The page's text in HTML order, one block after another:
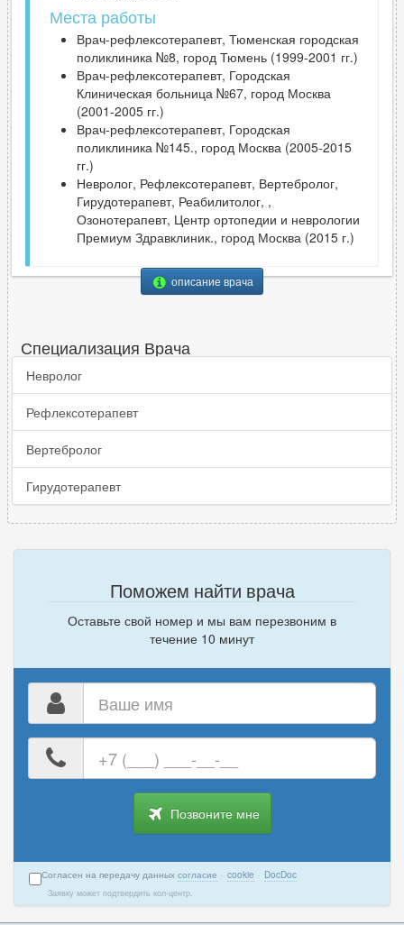
Места работы
Врач-рефлексотерапевт, Тюменская городская
поликлиника №8, город Тюмень (1999-2001 гг.)
Врач-рефлексотерапевт, Городская
Клиническая больница №67, город Москва
(2001-2005 гг.)
Врач-рефлексотерапевт, Городская
поликлиника №145., город Москва (2005-2015
гг.)
Невролог, Рефлексотерапевт, Вертебролог,
Гирудотерапевт, Реабилитолог, ,
Озонотерапевт, Центр ортопедии и неврологии
Премиум Здравклиник., город Москва (2015 г.)
описание врача
Специализация Врача
Невролог
Рефлексотерапевт
Вертебролог
Гирудотерапевт
Поможем найти врача
Оставьте свой номер и мы вам перезвоним в
течение 10 минут
номер
телефона
Позвоните мне
Согласен на передачу данных согласие · cookie · DocDoc
Заявку может подтвердить кол-центр.